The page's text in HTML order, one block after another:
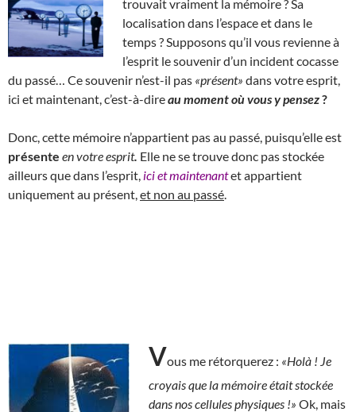
trouvait vraiment la mémoire ? Sa
localisation dans l’espace et dans le
temps ? Supposons qu’il vous revienne à
l’esprit le souvenir d’un incident cocasse
du passé… Ce souvenir n’est-il pas «présent» dans votre esprit,
ici et maintenant, c’est-à-direau moment où vous y pensez?
Donc, cette mémoire n’appartient pas au passé, puisqu’elle est
présente en votre esprit. Elle ne se trouve donc pas stockée
ailleurs que dans l’esprit, ici et maintenantet appartient
uniquement au présent, et non au passé
Vous me rétorquerez : «Holà ! Je
croyais que la mémoire était stockée
dans nos cellules physiques !» Ok, mais